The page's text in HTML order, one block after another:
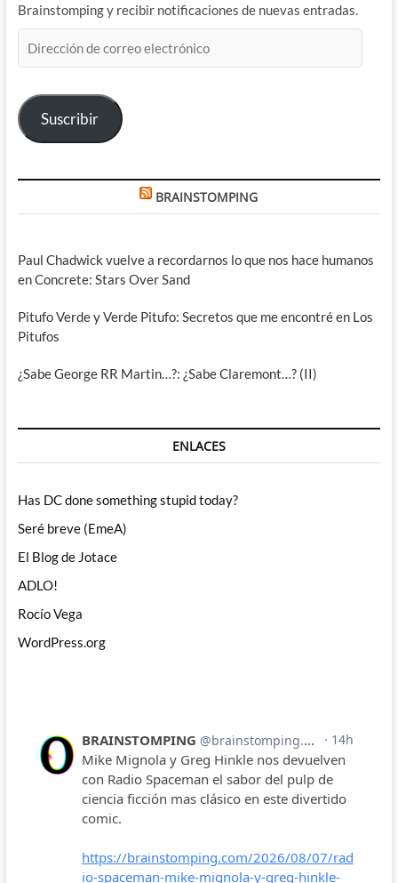
Brainstomping y recibir notificaciones de nuevas entradas.
de
electrónico
Suscribir
BRAINSTOMPING
Paul Chadwick vuelve a recordarnos lo que nos hace humanos
en Concrete: Stars Over Sand
Pitufo Verde y Verde Pitufo: Secretos que me encontré en Los
Pitufos
¿Sabe George RR Martin…?: ¿Sabe Claremont…? (II)
ENLACES
Has DC done something stupid today?
Seré breve (EmeA)
El Blog de Jotace
ADLO!
Rocío Vega
WordPress.org